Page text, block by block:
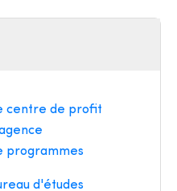
centre de profit
programmes
d'études